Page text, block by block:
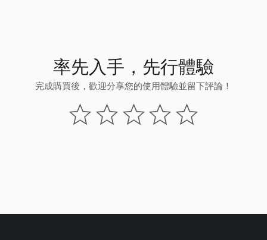
率先入手，先行體驗
完成購買後，歡迎分享您的使用體驗並留下評論！